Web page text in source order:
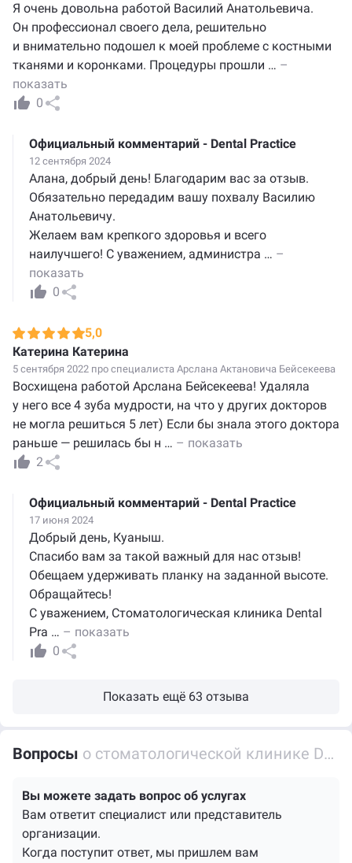
Я очень довольна работой Василий Анатольевича.
Он профессионал своего дела, решительно
и внимательно подошел к моей проблеме с костными
тканями и коронками. Процедуры прошли … –
показать
0
Официальный комментарий - Dental Practice
12 сентября 2024
Алана, добрый день! Благодарим вас за отзыв.
Обязательно передадим вашу похвалу Василию
Анатольевичу.
Желаем вам крепкого здоровья и всего
наилучшего! С уважением, администра … –
показать
0
5,0
Катерина Катерина
5 сентября 2022 про специалиста Арслана Актановича Бейсекеева
Восхищена работой Арслана Бейсекеева! Удаляла
у него все 4 зуба мудрости, на что у других докторов
не могла решиться 5 лет) Если бы знала этого доктора
раньше — решилась бы н … – показать
2
Официальный комментарий - Dental Practice
17 июня 2024
Добрый день, Куаныш.
Спасибо вам за такой важный для нас отзыв!
Обещаем удерживать планку на заданной высоте.
Обращайтесь!
С уважением, Стоматологическая клиника Dental
Pra … – показать
0
Показать ещё 63 отзыва
Вопросы о стоматологической клинике Dental Practice на улице Досмухамедова
Вы можете задать вопрос об услугах
Вам ответит специалист или представитель
организации.
Когда поступит ответ, мы пришлем вам